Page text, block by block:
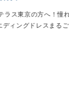
の方へ！憧れ
ドレスまるご